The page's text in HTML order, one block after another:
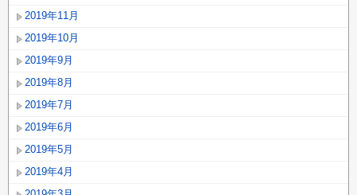
2019年11月
2019年10月
2019年9月
2019年8月
2019年7月
2019年6月
2019年5月
2019年4月